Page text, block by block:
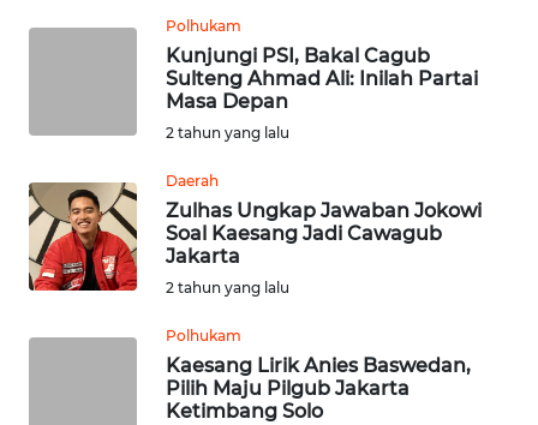
Polhukam
Kunjungi PSI, Bakal Cagub
Sulteng Ahmad Ali: Inilah Partai
Masa Depan
2 tahun yang lalu
Daerah
Zulhas Ungkap Jawaban Jokowi
Soal Kaesang Jadi Cawagub
Jakarta
2 tahun yang lalu
Polhukam
Kaesang Lirik Anies Baswedan,
Pilih Maju Pilgub Jakarta
Ketimbang Solo
WN
WN
KALSEL